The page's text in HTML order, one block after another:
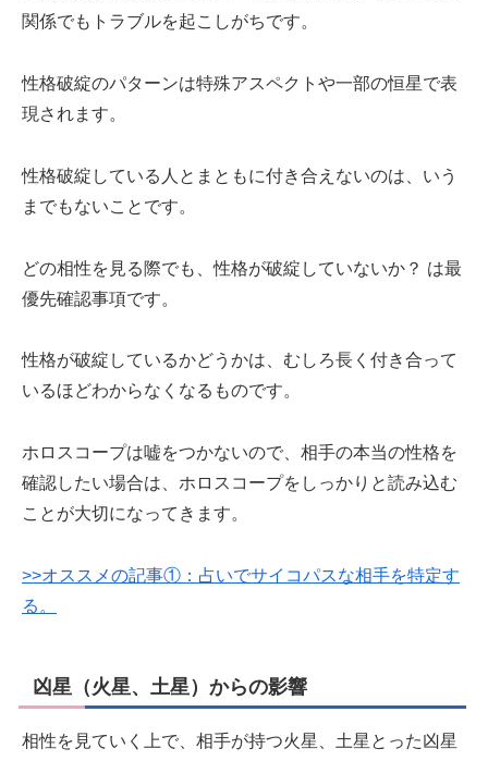
関係でもトラブルを起こしがちです。
性格破綻のパターンは特殊アスペクトや一部の恒星で表
現されます。
性格破綻している人とまともに付き合えないのは、いう
までもないことです。
どの相性を見る際でも、性格が破綻していないか？ は最
優先確認事項です。
性格が破綻しているかどうかは、むしろ長く付き合って
いるほどわからなくなるものです。
ホロスコープは嘘をつかないので、相手の本当の性格を
確認したい場合は、ホロスコープをしっかりと読み込む
ことが大切になってきます。
>>オススメの記事①：占いでサイコパスな相手を特定す
る。
凶星（火星、土星）からの影響
相性を見ていく上で、相手が持つ火星、土星とった凶星